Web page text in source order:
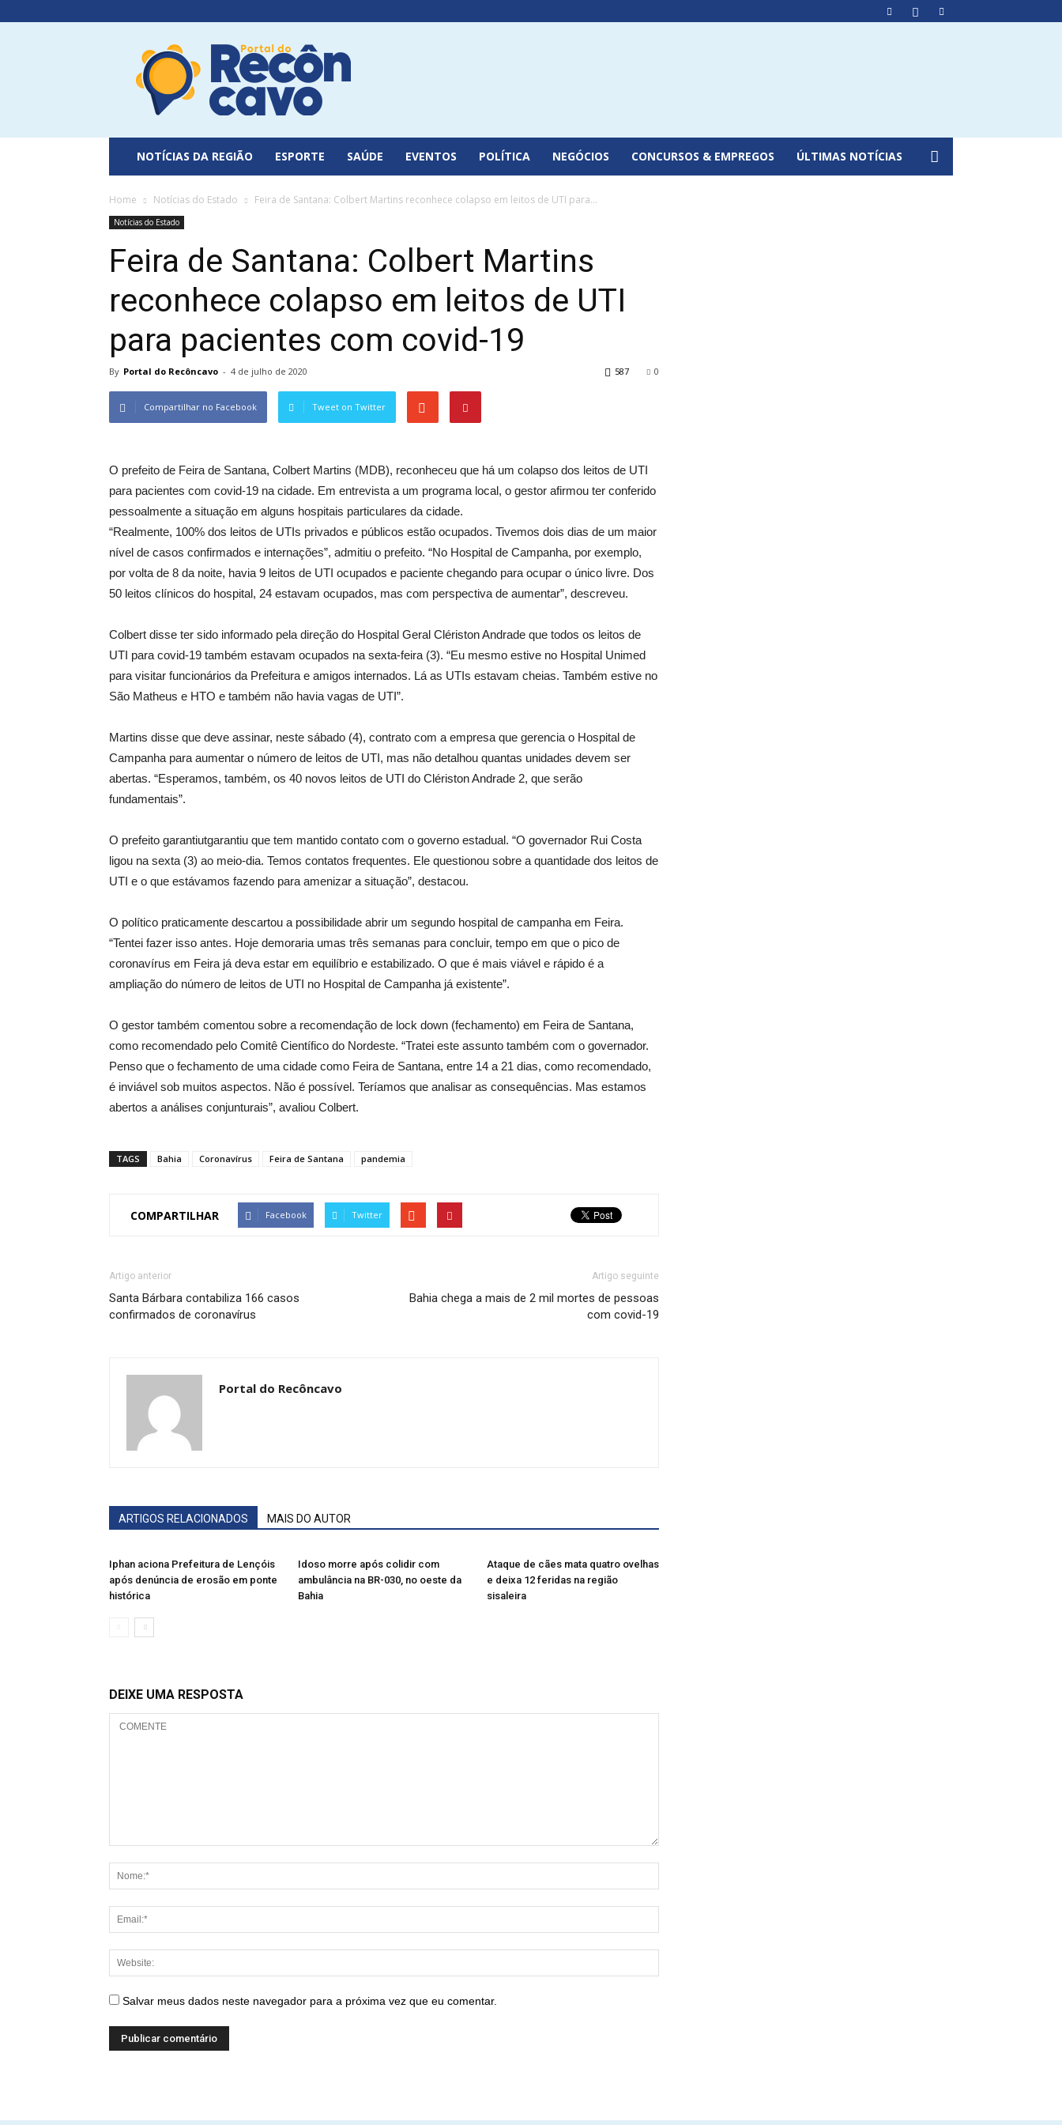
Portal
do
Recôncavo
NOTÍCIAS DA REGIÃO ESPORTE SAÚDE EVENTOS POLÍTICA NEGÓCIOS CONCURSOS & EMPREGOS ÚLTIMAS NOTÍCIAS
Home Notícias do Estado Feira de Santana: Colbert Martins reconhece colapso em leitos de UTI para...
Notícias do Estado
Feira de Santana: Colbert Martins
reconhece colapso em leitos de UTI
para pacientes com covid-19
By Portal do Recôncavo - 4 de julho de 2020 0
587
Compartilhar no Facebook Tweet on Twitter
O prefeito de Feira de Santana, Colbert Martins (MDB), reconheceu que há um colapso dos leitos de UTI
para pacientes com covid-19 na cidade. Em entrevista a um programa local, o gestor afirmou ter conferido
pessoalmente a situação em alguns hospitais particulares da cidade.
“Realmente, 100% dos leitos de UTIs privados e públicos estão ocupados. Tivemos dois dias de um maior
nível de casos confirmados e internações”, admitiu o prefeito. “No Hospital de Campanha, por exemplo,
por volta de 8 da noite, havia 9 leitos de UTI ocupados e paciente chegando para ocupar o único livre. Dos
50 leitos clínicos do hospital, 24 estavam ocupados, mas com perspectiva de aumentar”, descreveu.
Colbert disse ter sido informado pela direção do Hospital Geral Clériston Andrade que todos os leitos de
UTI para covid-19 também estavam ocupados na sexta-feira (3). “Eu mesmo estive no Hospital Unimed
para visitar funcionários da Prefeitura e amigos internados. Lá as UTIs estavam cheias. Também estive no
São Matheus e HTO e também não havia vagas de UTI”.
Martins disse que deve assinar, neste sábado (4), contrato com a empresa que gerencia o Hospital de
Campanha para aumentar o número de leitos de UTI, mas não detalhou quantas unidades devem ser
abertas. “Esperamos, também, os 40 novos leitos de UTI do Clériston Andrade 2, que serão
fundamentais”.
O prefeito garantiutgarantiu que tem mantido contato com o governo estadual. “O governador Rui Costa
ligou na sexta (3) ao meio-dia. Temos contatos frequentes. Ele questionou sobre a quantidade dos leitos de
UTI e o que estávamos fazendo para amenizar a situação”, destacou.
O político praticamente descartou a possibilidade abrir um segundo hospital de campanha em Feira.
“Tentei fazer isso antes. Hoje demoraria umas três semanas para concluir, tempo em que o pico de
coronavírus em Feira já deva estar em equilíbrio e estabilizado. O que é mais viável e rápido é a
ampliação do número de leitos de UTI no Hospital de Campanha já existente”.
O gestor também comentou sobre a recomendação de lock down (fechamento) em Feira de Santana,
como recomendado pelo Comitê Científico do Nordeste. “Tratei este assunto também com o governador.
Penso que o fechamento de uma cidade como Feira de Santana, entre 14 a 21 dias, como recomendado,
é inviável sob muitos aspectos. Não é possível. Teríamos que analisar as consequências. Mas estamos
abertos a análises conjunturais”, avaliou Colbert.
TAGS Bahia Coronavírus Feira de Santana pandemia
COMPARTILHAR Facebook Twitter
Artigo anterior
Santa Bárbara contabiliza 166 casos
confirmados de coronavírus
Artigo seguinte
Bahia chega a mais de 2 mil mortes de pessoas
com covid-19
Portal do Recôncavo
ARTIGOS RELACIONADOS MAIS DO AUTOR
Iphan aciona Prefeitura de Lençóis
após denúncia de erosão em ponte
histórica
Idoso morre após colidir com
ambulância na BR-030, no oeste da
Bahia
Ataque de cães mata quatro ovelhas
e deixa 12 feridas na região
sisaleira
DEIXE UMA RESPOSTA
Salvar meus dados neste navegador para a próxima vez que eu comentar.